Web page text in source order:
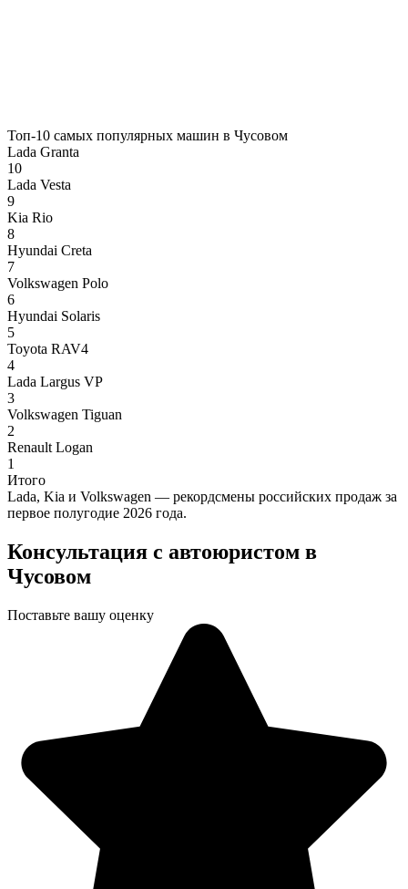
Топ-10 самых популярных машин в Чусовом
Lada Granta
10
Lada Vesta
9
Kia Rio
8
Hyundai Creta
7
Volkswagen Polo
6
Hyundai Solaris
5
Toyota RAV4
4
Lada Largus VP
3
Volkswagen Tiguan
2
Renault Logan
1
Итого
Lada, Kia и Volkswagen — рекордсмены российских продаж за
первое полугодие 2026 года.
Консультация с автоюристом в
Чусовом
Поставьте вашу оценку